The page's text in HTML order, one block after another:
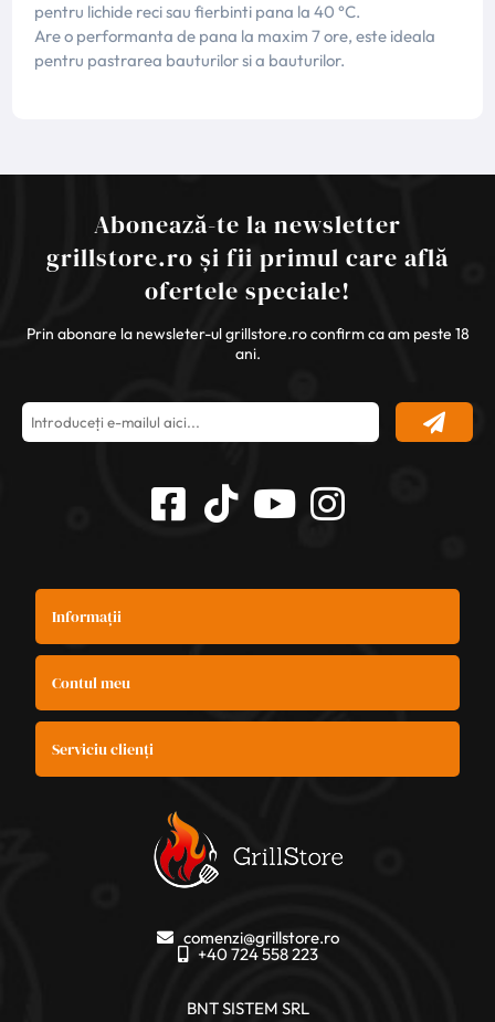
pentru lichide reci sau fierbinti pana la 40 °C.
Are o performanta de pana la maxim 7 ore, este ideala
pentru pastrarea bauturilor si a bauturilor.
Abonează-te la newsletter
grillstore.ro și fii primul care află
ofertele speciale!
Prin abonare la newsleter-ul grillstore.ro confirm ca am peste 18
ani.
Informații
Contul meu
Serviciu clienți
comenzi@grillstore.ro
+40 724 558 223
BNT SISTEM SRL